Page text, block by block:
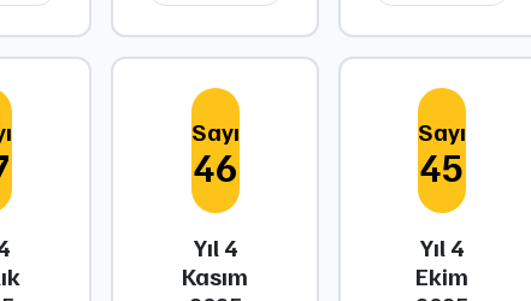
Sayı
46
Yıl 4
Kasım
Sayı
45
Yıl 4
Ekim